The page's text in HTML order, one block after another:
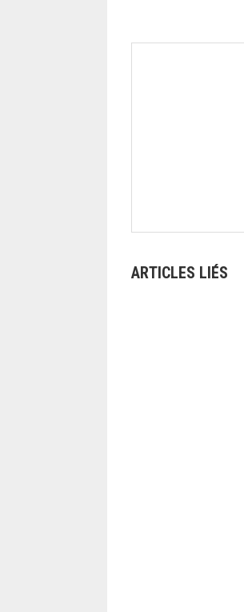
ARTICLES LIÉS